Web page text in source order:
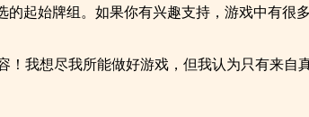
起始牌组。如果你有兴趣支持，游戏中有很
我想尽我所能做好游戏，但我认为只有来自